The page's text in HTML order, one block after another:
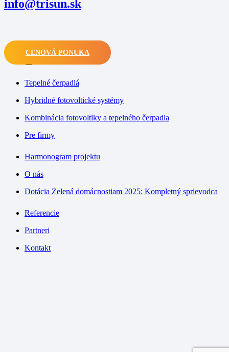
info@trisun.sk
CENOVÁ PONUKA
Tepelné čerpadlá
Hybridné fotovoltické systémy
Kombinácia fotovoltiky a tepelného čerpadla
Pre firmy
Harmonogram projektu
O nás
Dotácia Zelená domácnostiam 2025: Kompletný sprievodca
Referencie
Partneri
Kontakt